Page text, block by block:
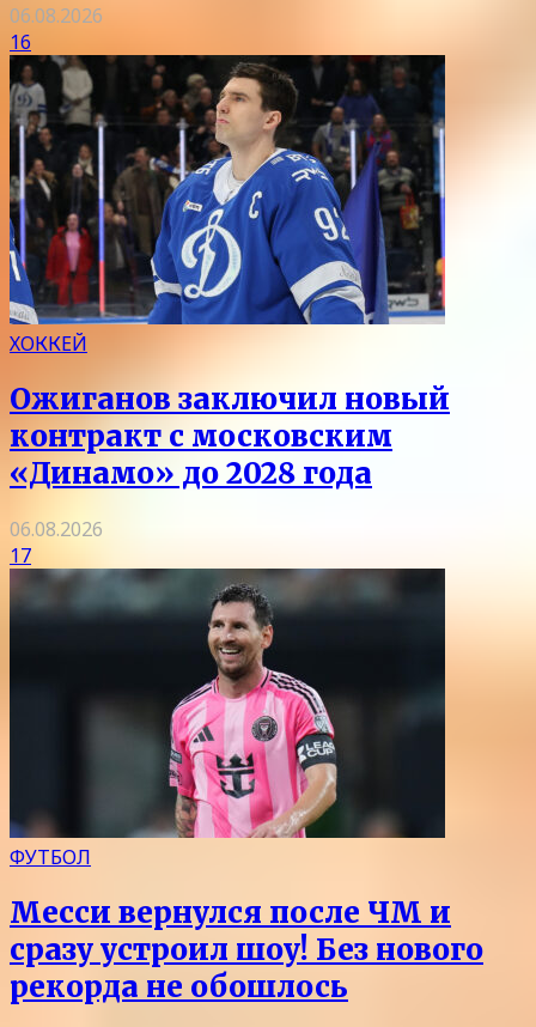
06.08.2026
16
ХОККЕЙ
Ожиганов заключил новый
контракт с московским
«Динамо» до 2028 года
06.08.2026
17
ФУТБОЛ
Месси вернулся после ЧМ и
сразу устроил шоу! Без нового
рекорда не обошлось